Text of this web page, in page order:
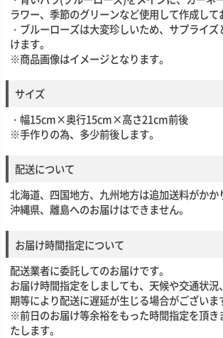
ラワー、季節のグリーンなど使用して作成して
・ブルーローズは大変珍しいため、サプライ
けます。
※商品画像はイメージとなります。
サイズ
・幅15cm×奥行15cm×高さ21cm前後
※手作りの為、多少前後します。
配送について
北海道、四国地方、九州地方は追加送料がかか
沖縄県、離島へのお届けはできません。
お届け時間指定について
配送業者に委託してのお届けです。
お届け時間指定をしましても、天候や交通状
期等により配送に遅延が生じる場合がございま
※前日のお届け等余裕をもった時間指定を頂き
たします。